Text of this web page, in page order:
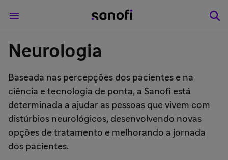
Neurologia
Baseada nas percepções dos pacientes e na
ciência e tecnologia de ponta, a Sanofi está
determinada a ajudar as pessoas que vivem com
distúrbios neurológicos, desenvolvendo novas
opções de tratamento e melhorando a jornada
dos pacientes.